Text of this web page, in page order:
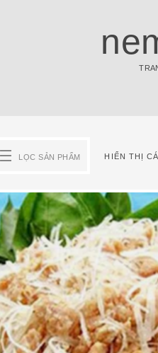
LỌC SẢN PHẨM HIỂN THỊ